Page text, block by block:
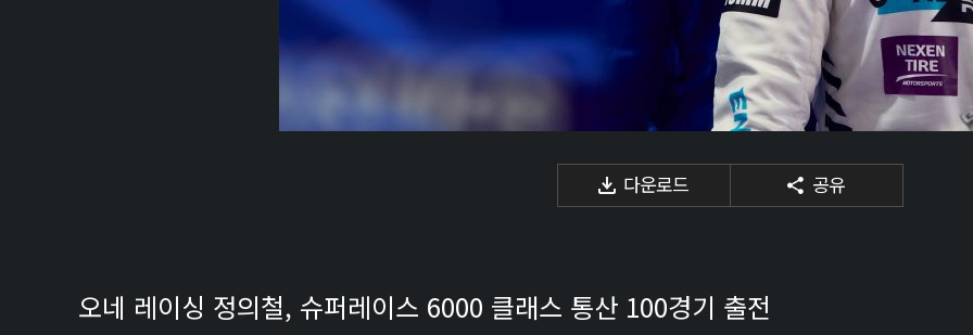
다운로드 공유
오네 레이싱 정의철, 슈퍼레이스 6000 클래스 통산 100경기 출전